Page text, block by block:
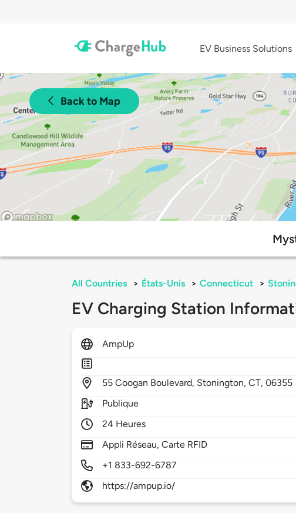
EV Business Solutions
Back to Map
All Countries > États-Unis > Connecticut >
EV Charging Station
AmpUp
55Coogan Boulevard, Stonington,CT,06355
Publique
24 Heures
Appli Réseau, Carte RFID
+1 833-692-6787
https://ampup.io/